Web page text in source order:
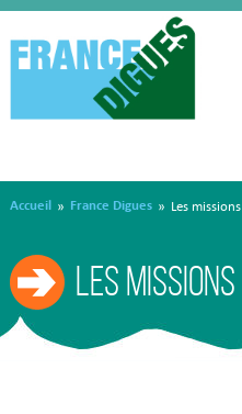
Accueil » France Digues » Les missions
Les missions